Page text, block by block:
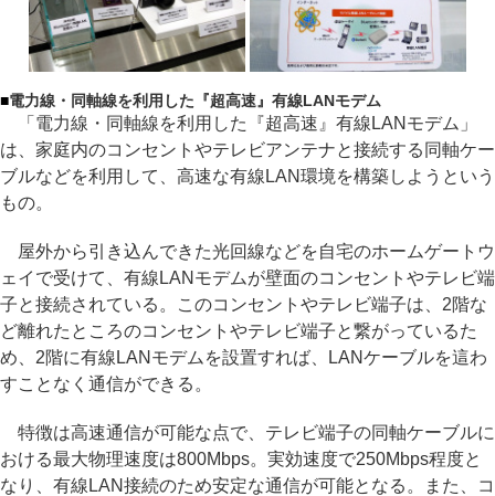
■電力線・同軸線を利用した『超高速』有線LANモデム
「電力線・同軸線を利用した『超高速』有線LANモデム」
は、家庭内のコンセントやテレビアンテナと接続する同軸ケー
ブルなどを利用して、高速な有線LAN環境を構築しようという
もの。
屋外から引き込んできた光回線などを自宅のホームゲートウ
ェイで受けて、有線LANモデムが壁面のコンセントやテレビ端
子と接続されている。このコンセントやテレビ端子は、2階な
ど離れたところのコンセントやテレビ端子と繋がっているた
め、2階に有線LANモデムを設置すれば、LANケーブルを這わ
すことなく通信ができる。
特徴は高速通信が可能な点で、テレビ端子の同軸ケーブルに
おける最大物理速度は800Mbps。実効速度で250Mbps程度と
なり、有線LAN接続のため安定な通信が可能となる。また、コ